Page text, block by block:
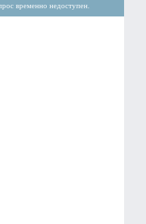
временно недоступен.